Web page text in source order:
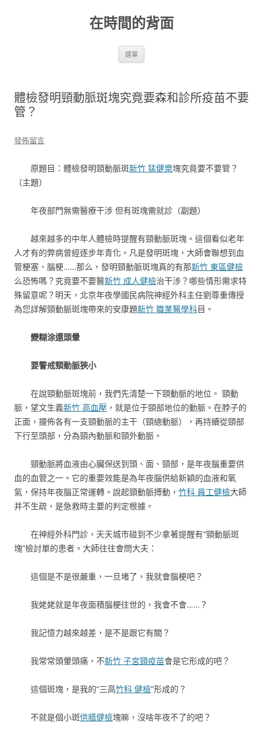
在時間的背面
選單
體檢發明頸動脈斑塊究竟要森和診所疫苗不要
管？
發佈留言
原題目：體檢發明頸動脈斑新竹 猛健樂塊究竟要不要管？
（主題）
年夜部門無需醫療干涉 但有斑塊需就診（副題）
越來越多的中年人體檢時提醒有頸動脈斑塊。這個看似老年
人才有的弊病曾經逐步年青化。凡是發明斑塊，大師會聯想到血
管梗塞、腦梗……那么，發明頸動脈斑塊真的有那新竹 東區健檢
么恐怖嗎？究竟要不要醫新竹 成人健檢治干涉？哪些情形需求特
殊留意呢？明天，北京年夜學國民病院神經外科主任劉尊重傳授
為您詳解頸動脈斑塊帶來的安康題新竹 職業醫學科目。
變糊涂還頭暈
要警戒頸動脈狹小
在說頸動脈斑塊前，我們先清楚一下頸動脈的地位。 頸動
脈，望文生義新竹 高血壓 ，就是位于頸部地位的動脈。在脖子的
正面，擺佈各有一支頸動脈的主干（頸總動脈），再持續從頸部
下行至頭部，分為頸內動脈和頸外動脈。
頸動脈將血液由心臟保送到頭、面、頸部，是年夜腦重要供
血的血管之一。它的重要效能是為年夜腦供給新穎的血液和氧
氣，保持年夜腦正常運轉。說起頸動脈搏動， 竹科 員工健檢大師
并不生疏，是急救時主要的判定根據。
在神經外科門診，天天城市碰到不少拿著提醒有“頸動脈斑
塊”檢討單的患者。大師往往會問大夫：
這個是不是很嚴重，一旦堵了，我就會腦梗吧？
我姥姥就是年夜面積腦梗往世的，我會不會……？
我記憶力越來越差，是不是跟它有關？
我常常頭暈頭痛，不新竹 子宮頸疫苗會是它形成的吧？
這個斑塊，是我的“三高竹科 健檢”形成的？
不就是個小斑供膳健檢塊嘛，沒啥年夜不了的吧？